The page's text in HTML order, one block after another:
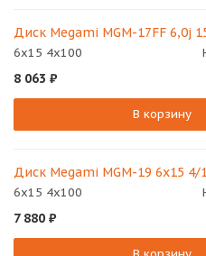
Диск Megami MGM-17FF 6,0j
6x15 4x100
8 063 ₽
В корзину
Диск Megami MGM-19 6х15 4/
6x15 4x100
7 880 ₽